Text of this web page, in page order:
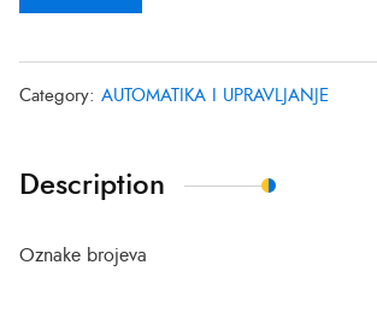
Category: AUTOMATIKA I UPRAVLJANJE
Description
Oznake brojeva